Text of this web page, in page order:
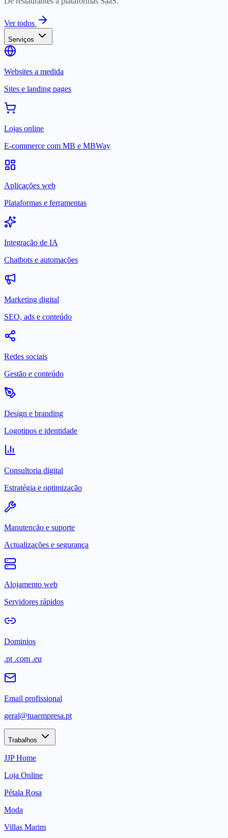
Ver todos
Serviços
Websites a medida
Sites e landing pages
Lojas online
E-commerce com MB e MBWay
Aplicações web
Plataformas e ferramentas
Integração de IA
Chatbots e automações
Marketing digital
SEO, ads e conteúdo
Redes sociais
Gestão e conteúdo
Design e branding
Logotipos e identidade
Consultoria digital
Estratégia e optimização
Manutenção e suporte
Actualizações e segurança
Alojamento web
Servidores rápidos
Dominios
.pt .com .eu
Email profissional
geral@tuaempresa.pt
Trabalhos
JJP Home
Loja Online
Pétala Rosa
Moda
Villas Marim